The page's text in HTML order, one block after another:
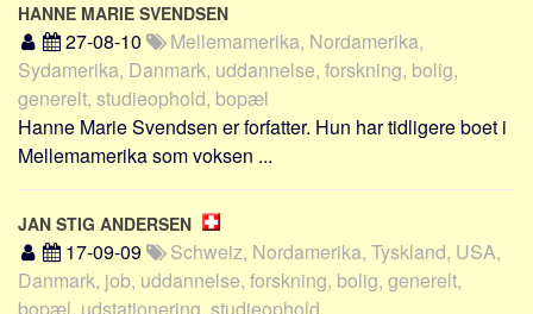
Social sikring og sundhed
Transport
Alle
Aspekter
Køb og salg
Økonomi
Jura og regler
Skatter og afgifter
HANNE MARIE SVENDSEN
27-08-10
Mellemamerika, Nordamerika,
Sydamerika, Danmark, uddannelse, forskning, bolig,
generelt, studieophold, bopæl
Hanne Marie Svendsen er forfatter. Hun har tidligere boet i
Mellemamerika som voksen ...
JAN STIG ANDERSEN
17-09-09
Schweiz, Nordamerika, Tyskland, USA,
Danmark, job, uddannelse, forskning, bolig, generelt,